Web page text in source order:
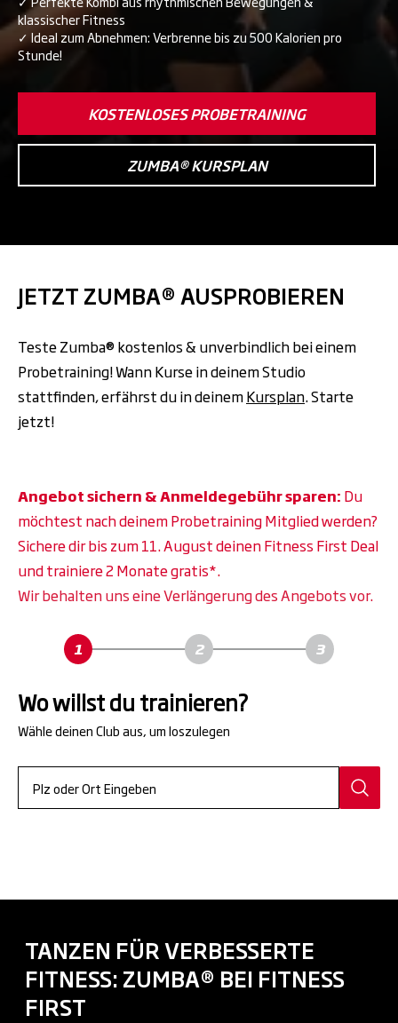
klassischer Fitness
✓ Ideal zum Abnehmen: Verbrenne bis zu 500 Kalorien pro
Stunde!
KOSTENLOSES PROBETRAINING
ZUMBA® KURSPLAN
JETZT ZUMBA® AUSPROBIEREN
Teste Zumba® kostenlos & unverbindlich bei einem
Probetraining! Wann Kurse in deinem Studio
stattfinden, erfährst du in deinemKursplan. Starte
jetzt!
Angebot sichern & Anmeldegebühr sparen: Du
möchtest nach deinem Probetraining Mitglied werden?
Sichere dir bis zum 11. August deinen Fitness First Deal
und trainiere 2 Monate gratis*.
Wir behalten uns eine Verlängerung des Angebots vor.
Wo willst du trainieren?
Wähle deinen Club aus, um loszulegen
TANZEN FÜR VERBESSERTE
FITNESS: ZUMBA® BEI FITNESS
FIRST